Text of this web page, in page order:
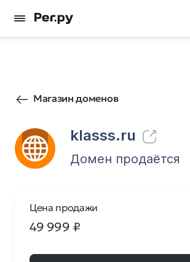
Магазин доменов
klasss.ru
Домен продаётся
Цена продажи
49 999 ₽